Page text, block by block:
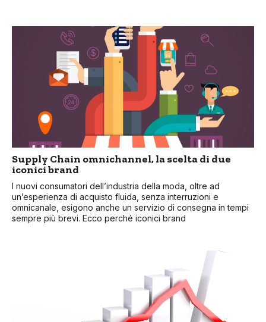
Supply Chain omnichannel, la scelta di due
iconici brand
I nuovi consumatori dell’industria della moda, oltre ad
un’esperienza di acquisto fluida, senza interruzioni e
omnicanale, esigono anche un servizio di consegna in tempi
sempre più brevi. Ecco perché iconici brand